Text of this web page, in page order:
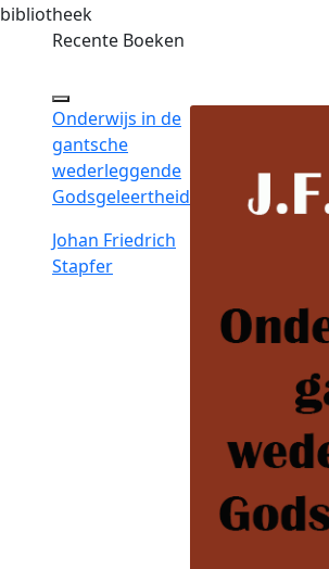
bibliotheek
Recente Boeken
Onderwijs in de
gantsche
wederleggende
Godsgeleertheid
Johan Friedrich
Stapfer